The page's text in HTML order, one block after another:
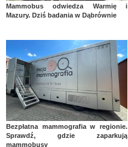
Mammobus odwiedza Warmię i
Mazury. Dziś badania w Dąbrównie
Bezpłatna mammografia w regionie.
Sprawdź, gdzie zaparkują
mammobusy